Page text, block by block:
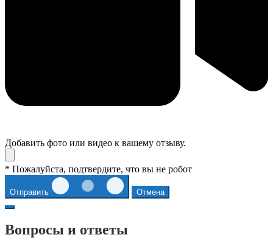
Добавить фото или видео к вашему отзыву.
* Пожалуйста, подтвердите, что вы не робот
Отправить Отмена
Вопросы и ответы